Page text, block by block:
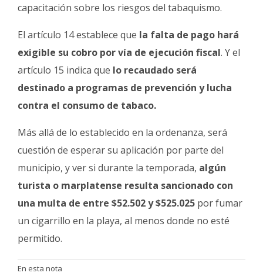
capacitación sobre los riesgos del tabaquismo.
El artículo 14 establece que la falta de pago hará
exigible su cobro por vía de ejecución fiscal. Y el
artículo 15 indica que lo recaudado será
destinado a programas de prevención y lucha
contra el consumo de tabaco.
Más allá de lo establecido en la ordenanza, será
cuestión de esperar su aplicación por parte del
municipio, y ver si durante la temporada, algún
turista o marplatense resulta sancionado con
una multa de entre $52.502 y $525.025 por fumar
un cigarrillo en la playa, al menos donde no esté
permitido.
En esta nota